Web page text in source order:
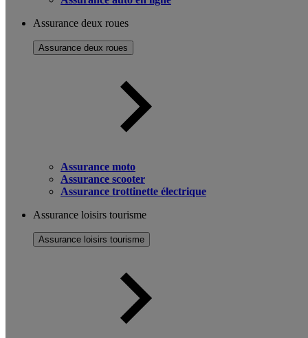
Assurance deux roues
Assurance deux roues
Assurance moto
Assurance scooter
Assurance trottinette électrique
Assurance loisirs tourisme
Assurance loisirs tourisme